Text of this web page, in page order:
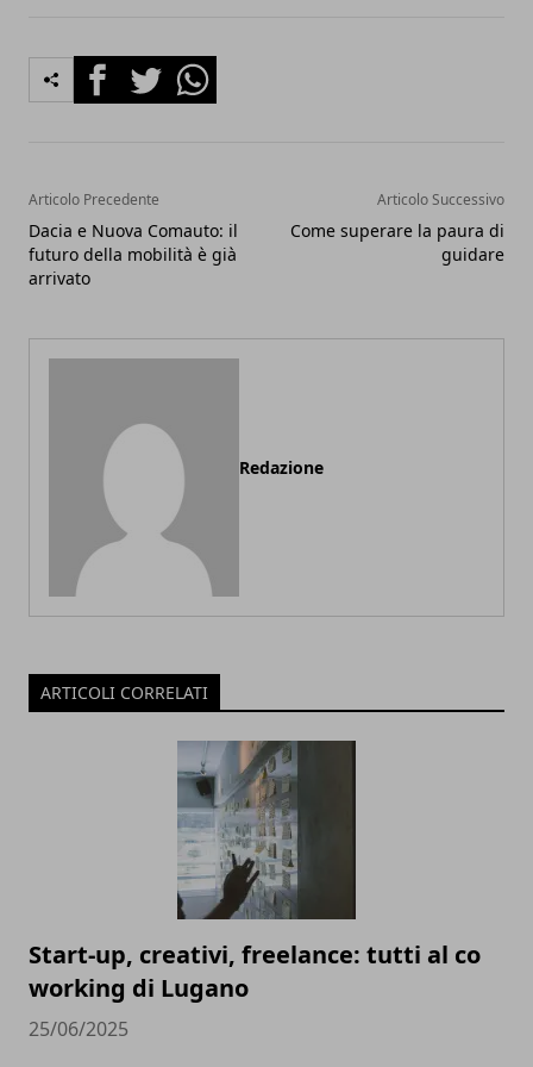
FacebookTwitterWhatsapp
Articolo Precedente
Dacia e Nuova Comauto: il
futuro della mobilità è già
arrivato
Articolo Successivo
Come superare la paura di
guidare
Redazione
ARTICOLI CORRELATI
Start-up, creativi, freelance: tutti al co
working di Lugano
25/06/2025